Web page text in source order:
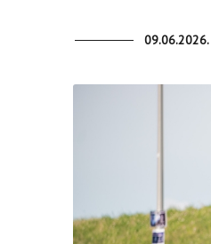
09.06.2026.